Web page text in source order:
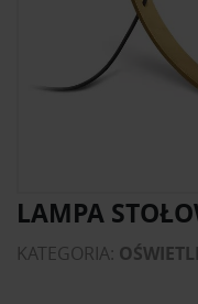
LAMPA
KATEGORIA: